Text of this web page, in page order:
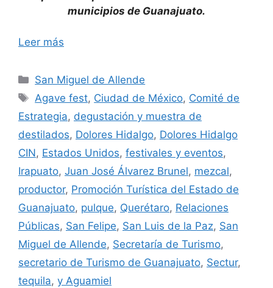
municipios de Guanajuato.
Leer más
Categorías
San Miguel de Allende
Etiquetas
Agave fest, Ciudad de México, Comité de
Estrategia, degustación y muestra de
destilados, Dolores Hidalgo, Dolores Hidalgo
CIN, Estados Unidos, festivales y eventos,
Irapuato, Juan José Álvarez Brunel, mezcal,
productor, Promoción Turística del Estado de
Guanajuato, pulque, Querétaro, Relaciones
Públicas, San Felipe, San Luis de la Paz, San
Miguel de Allende, Secretaría de Turismo,
secretario de Turismo de Guanajuato, Sectur,
tequila, y Aguamiel